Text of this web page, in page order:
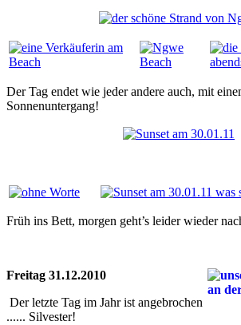
Der Tag endet wie jeder andere auch, mit
Sonnenuntergang!
Früh ins Bett, morgen geht’s leider wieder
Freitag 31.12.2010
Der letzte Tag im Jahr ist angebrochen
...... Silvester!